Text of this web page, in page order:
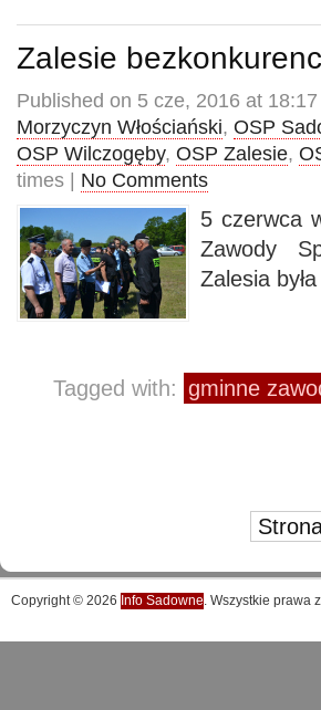
Zalesie
Published on 5 cze, 2016 at 18:17
Morzyczyn Włościański, OSP
OSP Wilczogęby, OSP Zalesie,
times | No Comments
5 czerwca
Zawody
Zalesia
Tagged with: gminne
Copyright © 2026 Info Sadowne. Wszystkie prawa